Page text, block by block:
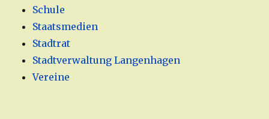
Schule
Staatsmedien
Stadtrat
Stadtverwaltung Langenhagen
Vereine